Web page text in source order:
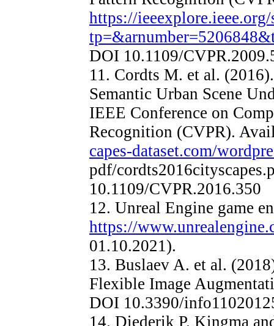
https://
DOI 10.1109/
11. Cordts M. et al.
Semantic Urban Scene
IEEE Conference on
Recognition (CVPR).
capes-dataset.com/
pdf/
10.1109/CVPR.2016.350
12. Unreal Engine game
https://
01.10.2021).
13. Buslaev A. et al.
Flexible Image
DOI 10.3390/
14. Diederik P. Kingma